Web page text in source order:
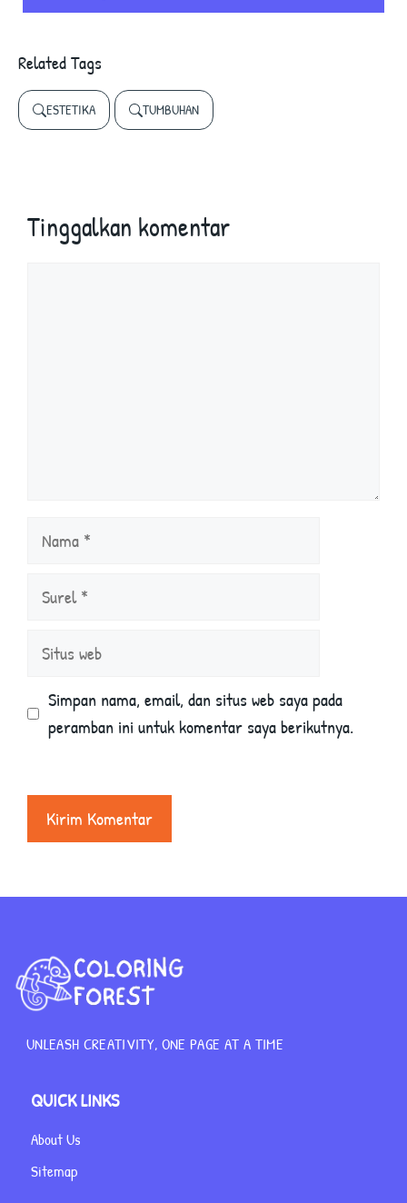
Related Tags
ESTETIKA TUMBUHAN
Tinggalkan komentar
Nama
Surel
Situs
Simpan nama, email, dan situs web saya pada
peramban ini untuk komentar saya berikutnya.
UNLEASH CREATIVITY, ONE PAGE AT A TIME
QUICK LINKS
About Us
Sitemap